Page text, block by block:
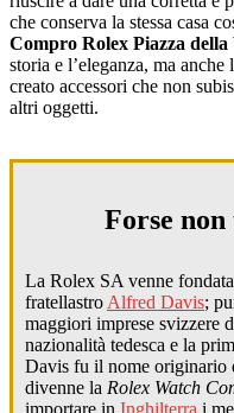
che conserva la stessa casa
Compro Rolex Piazza
storia e l’eleganza, ma
creato accessori che non
altri oggetti.
Forse non
La Rolex SA venne
fratellastro Alfred Davis;
maggiori imprese svizzere
nazionalità tedesca e la
Davis fu il nome originario
divenne la Rolex Watch
importare in Inghilterra i